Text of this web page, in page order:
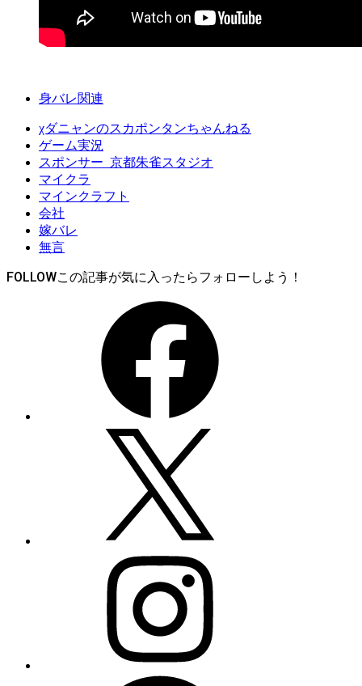
身バレ関連
χダニャンのスカポンタンちゃんねる
ゲーム実況
スポンサー_京都朱雀スタジオ
マイクラ
マインクラフト
会社
嫁バレ
無言
FOLLOW